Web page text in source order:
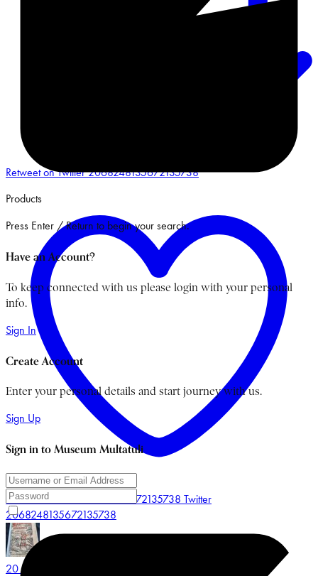
Retweet on Twitter 2068248135672135738
Like on Twitter 2068248135672135738 Twitter
2068248135672135738
20 Jun
Products
Press Enter / Return to begin your search.
Have an Account?
To keep connected with us please login with your personal
info.
Sign In
Create Account
Enter your personal details and start journey with us.
Sign Up
Sign in to Museum Multatuli